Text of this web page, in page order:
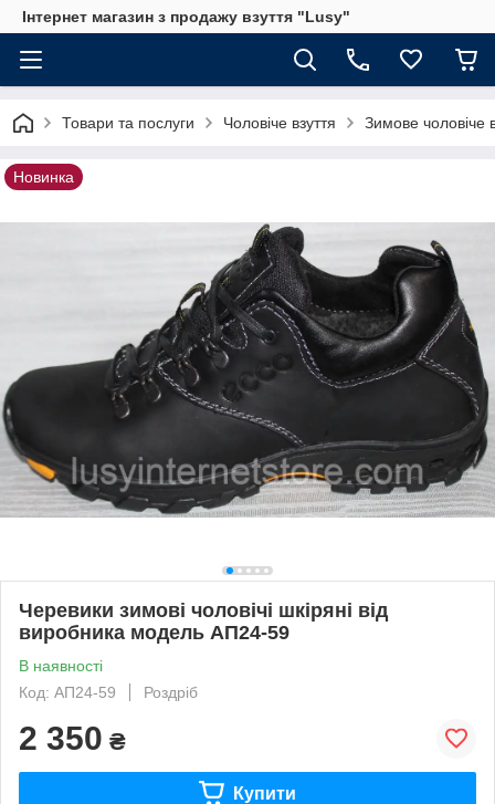
Інтернет магазин з продажу взуття "Lusy"
Товари та послуги Чоловіче взуття Зимове чоловіче
Новинка
Черевики зимові чоловічі шкіряні від
виробника модель АП24-59
В наявності
Код: АП24-59
Роздріб
2 350 ₴
Купити